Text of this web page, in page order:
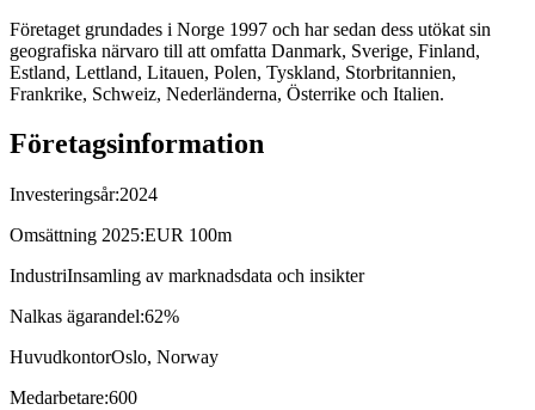
Företaget grundades i Norge 1997 och har sedan dess utökat sin
geografiska närvaro till att omfatta Danmark, Sverige, Finland,
Estland, Lettland, Litauen, Polen, Tyskland, Storbritannien,
Frankrike, Schweiz, Nederländerna, Österrike och Italien.
Företagsinformation
Investeringsår:2024
Omsättning 2025:EUR 100m
IndustriInsamling av marknadsdata och insikter
Nalkas ägarandel:62%
HuvudkontorOslo, Norway
Medarbetare:600